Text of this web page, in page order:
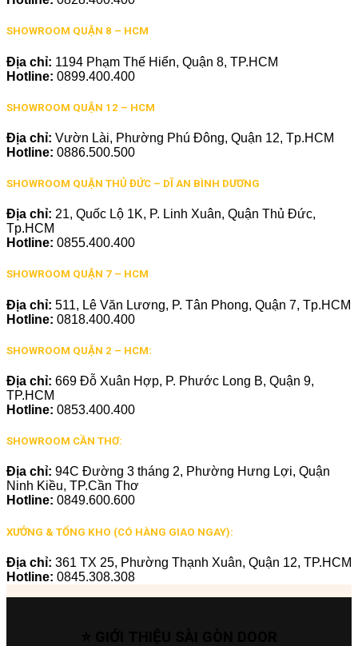
SHOWROOM QUẬN 8 – HCM
Địa chỉ: 1194 Phạm Thế Hiển, Quận 8, TP.HCM
Hotline: 0899.400.400
SHOWROOM QUẬN 12 – HCM
Địa chỉ: Vườn Lài, Phường Phú Đông, Quận 12, Tp.HCM
Hotline: 0886.500.500
SHOWROOM QUẬN THỦ ĐỨC – DĨ AN BÌNH DƯƠNG
Địa chỉ: 21, Quốc Lộ 1K, P. Linh Xuân, Quận Thủ Đức,
Tp.HCM
Hotline: 0855.400.400
SHOWROOM QUẬN 7 – HCM
Địa chỉ: 511, Lê Văn Lương, P. Tân Phong, Quận 7, Tp.HCM
Hotline: 0818.400.400
SHOWROOM QUẬN 2 – HCM:
Địa chỉ: 669 Đỗ Xuân Hợp, P. Phước Long B, Quận 9,
TP.HCM
Hotline: 0853.400.400
SHOWROOM CẦN THƠ:
Địa chỉ: 94C Đường 3 tháng 2, Phường Hưng Lợi, Quận
Ninh Kiều, TP.Cần Thơ
Hotline: 0849.600.600
XƯỞNG & TỔNG KHO (CÓ HÀNG GIAO NGAY):
Địa chỉ: 361 TX 25, Phường Thạnh Xuân, Quận 12, TP.HCM
Hotline: 0845.308.308